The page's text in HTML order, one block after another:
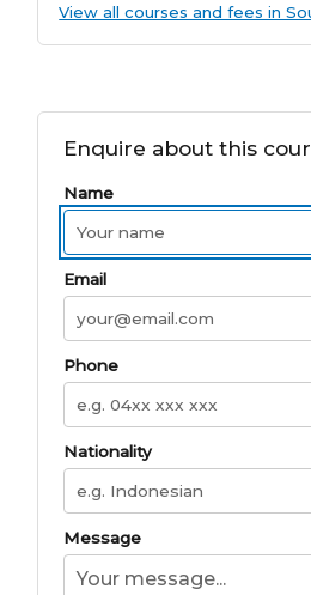
View all courses and fees in
Enquire about this
Name
Email
Phone
Nationality
Message